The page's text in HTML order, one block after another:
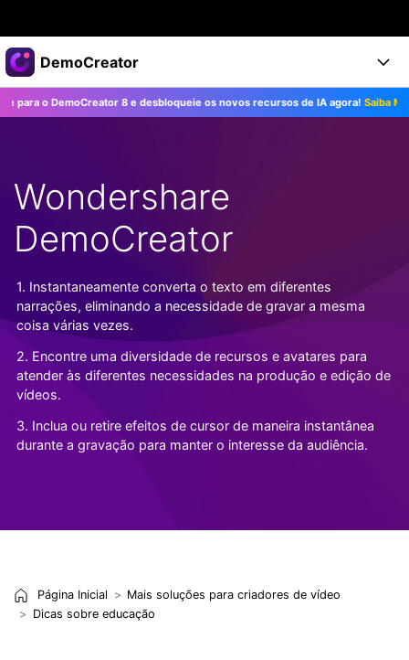
Produtos em destaque
Criatividade digital com IA generativa
Utilitários
Negócios
Sala de imprensa
Loja
Suporte
DemoCreator
Produtos
Recursos
Todos os recursos >
Recursos de IA
Dicas de IA
Todos os recursos de IA >
Soluções
DemoCreator para
Blog
Mais Soluções >
Central de Ajuda
Começe a Usar
Suporte
TESTE GRÁTIS COMPRE AGORA
Entrar
o DemoCreator 8 e desbloqueie os novos recursos de IA agora! Saiba Mais>>
Wondershare
DemoCreator
1. Instantaneamente converta o texto em diferentes
narrações, eliminando a necessidade de gravar a mesma
coisa várias vezes.
2. Encontre uma diversidade de recursos e avatares para
atender às diferentes necessidades na produção e edição de
vídeos.
3. Inclua ou retire efeitos de cursor de maneira instantânea
durante a gravação para manter o interesse da audiência.
Página Inicial
Mais soluções para criadores de vídeo
Dicas sobre educação